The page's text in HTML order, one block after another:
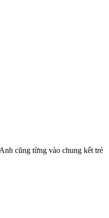
cũng từng vào chung kết trẻ